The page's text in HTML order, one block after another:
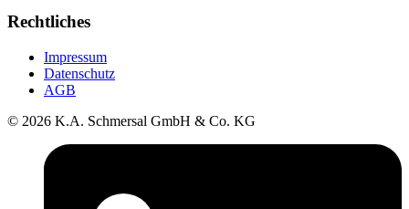
Rechtliches
Impressum
Datenschutz
AGB
© 2026 K.A. Schmersal GmbH & Co. KG